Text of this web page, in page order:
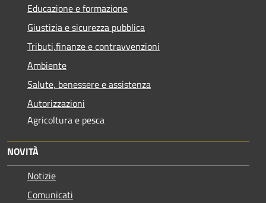
Educazione e formazione
Giustizia e sicurezza pubblica
Tributi,finanze e contravvenzioni
Ambiente
Salute, benessere e assistenza
Autorizzazioni
Agricoltura e pesca
NOVITÀ
Notizie
Comunicati